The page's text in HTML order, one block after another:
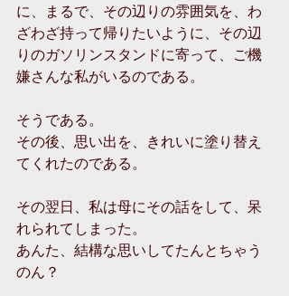
に、まるで、その辺りの雰囲気を、わ
ざわざ持って帰りたいように、その辺
りのガソリンスタンドに寄って、ご機
嫌さんな私がいるのである。
そうである。
その後、思い出を、きれいに塗り替え
てくれたのである。
その翌日、私は母にその話をして、呆
れられてしまった。
あんた、結構な思いしてたんとちゃう
のん？